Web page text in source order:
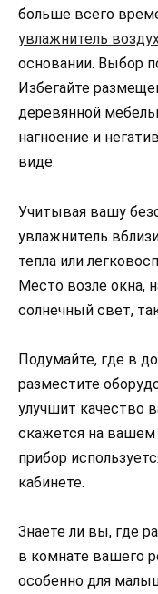
больше всего
увлажнитель
основании. Выбор
Избегайте
деревянной
нагноение и
виде.
Учитывая вашу
увлажнитель
тепла или
Место возле окна,
солнечный свет,
Подумайте, где в
разместите
улучшит качество
скажется на
прибор
кабинете.
Знаете ли вы, где
в комнате вашего
особенно для